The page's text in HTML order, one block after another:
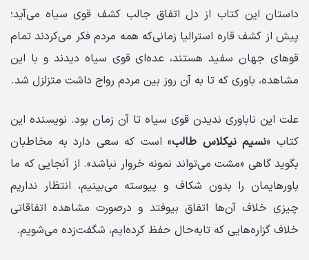
داستان این کتاب از دل اتفاق جالب کشف قوی سیاه می‌آید؛
پیش از کشف قاره استرالیا زمانی‌که همه مردم فکر می‌کردند تمام
قوهای جهان سفید هستند، عده‌ای قوی سیاه دیدند و با این
مشاهده، باوری که تا به آن روز بین مردم رواج داشت متزلزل شد.
علت این ناباوری ندیدن قوی سیاه تا آن زمان بود. نویسنده این
کتاب «نسیم نیکلاس طالب» است که سعی دارد به مخاطبان
بگوید گاهی «مشت می‌تواند نمونه خروار نباشد». از آنجایی که ما
باورهایمان را بدون شکاف و پیوسته می‌بینیم، انتظار نداریم
چیزی خلاف آن‌ها اتفاق بیوفتد و درصورت مشاهده اتفاقاتی
خلاف گزاره‌هایی که تابه‌حال حفظ کرده‌ایم، شگفت‌زده می‌شویم.